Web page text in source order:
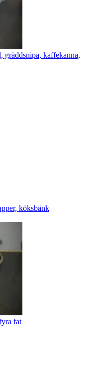
gräddsnipa, kaffekanna,
köksbänk
fat